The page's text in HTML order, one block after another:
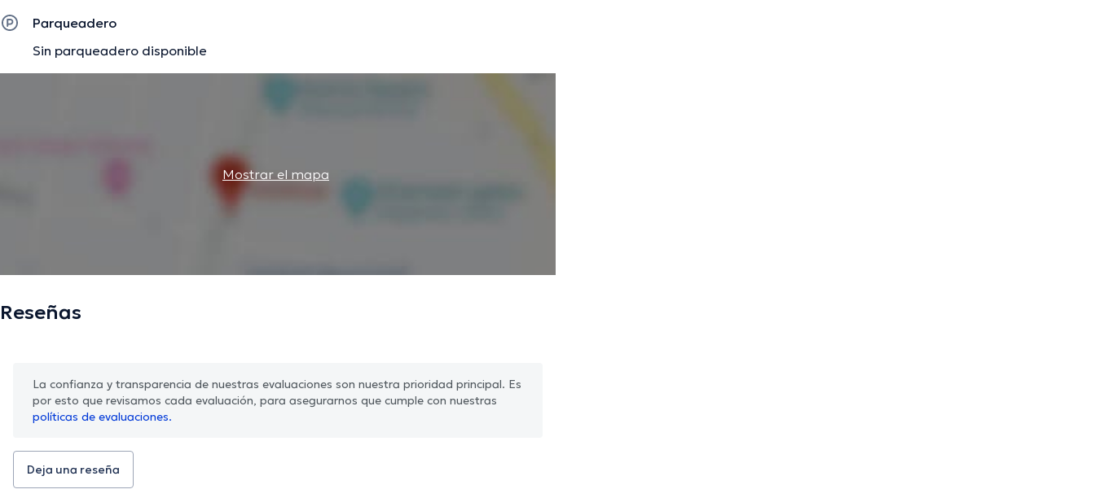
Parqueadero
Sin parqueadero disponible
Mostrar el mapa
Reseñas
La confianza y transparencia de nuestras evaluaciones son nuestra prioridad principal. Es
por esto que revisamos cada evaluación, para asegurarnos que cumple con nuestras
políticas de evaluaciones.
Deja una reseña